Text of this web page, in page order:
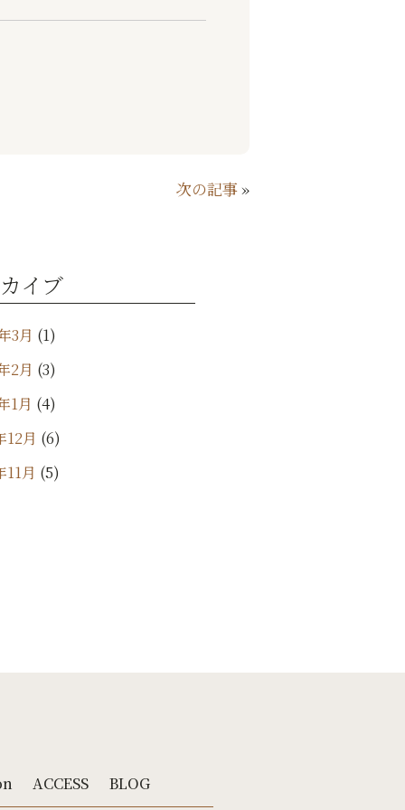
次の記事»
イブ
3月 (1)
2月 (3)
1月 (4)
12月 (6)
11月 (5)
5月(24)
月
(10)
ACCESS BLOG